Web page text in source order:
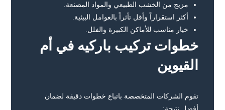
مزيج من الخشب الطبيعي والمواد المصنعة.
أكثر استقراراً وأقل تأثراً بالعوامل البيئية.
خيار مناسب للأماكن الكبيرة والفلل.
خطوات تركيب باركيه في أم
القيوين
تقوم الشركات المتخصصة باتباع خطوات دقيقة لضمان